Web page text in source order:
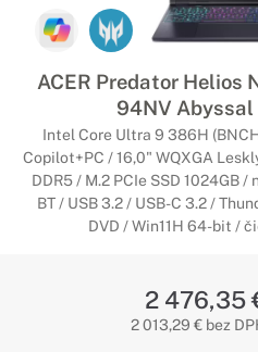
ACER Predator Helios
94NV Abyssal
Intel Core Ultra 9 386H
Copilot+PC / 16,0" WQXGA
DDR5 / M.2 PCIe SSD 1024GB
BT / USB 3.2 / USB-C 3.2 /
DVD / Win11H 64-bit /
2 476,35
2 013,29 € bez